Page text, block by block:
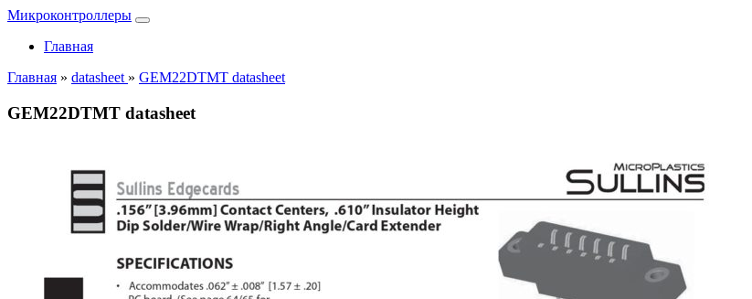
Микроконтроллеры
Главная
Главная » datasheet » GEM22DTMT datasheet
GEM22DTMT datasheet